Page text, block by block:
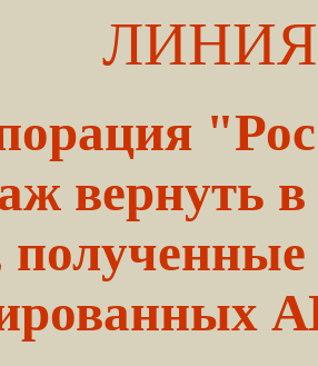
вернуть
полученные